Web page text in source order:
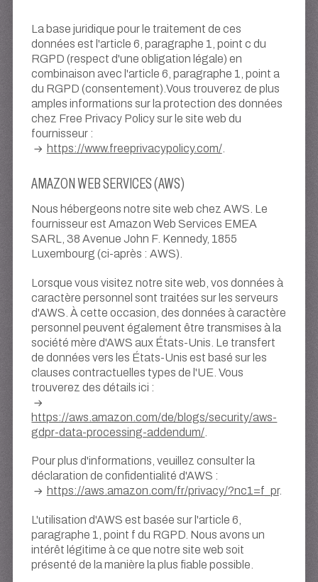
La base juridique pour le traitement de ces
données est l'article 6, paragraphe 1, point c du
RGPD (respect d'une obligation légale) en
combinaison avec l'article 6, paragraphe 1, point a
du RGPD (consentement).Vous trouverez de plus
amples informations sur la protection des données
chez Free Privacy Policy sur le site web du
fournisseur :
https://www.freeprivacypolicy.com/.
AMAZON WEB SERVICES (AWS)
Nous hébergeons notre site web chez AWS. Le
fournisseur est Amazon Web Services EMEA
SARL, 38 Avenue John F. Kennedy, 1855
Luxembourg (ci-après : AWS).
Lorsque vous visitez notre site web, vos données à
caractère personnel sont traitées sur les serveurs
d'AWS. À cette occasion, des données à caractère
personnel peuvent également être transmises à la
société mère d'AWS aux États-Unis. Le transfert
de données vers les États-Unis est basé sur les
clauses contractuelles types de l'UE. Vous
trouverez des détails ici :
https://aws.amazon.com/de/blogs/security/aws-
gdpr-data-processing-addendum/.
Pour plus d'informations, veuillez consulter la
déclaration de confidentialité d'AWS :
https://aws.amazon.com/fr/privacy/?nc1=f_pr.
L'utilisation d'AWS est basée sur l'article 6,
paragraphe 1, point f du RGPD. Nous avons un
intérêt légitime à ce que notre site web soit
présenté de la manière la plus fiable possible.